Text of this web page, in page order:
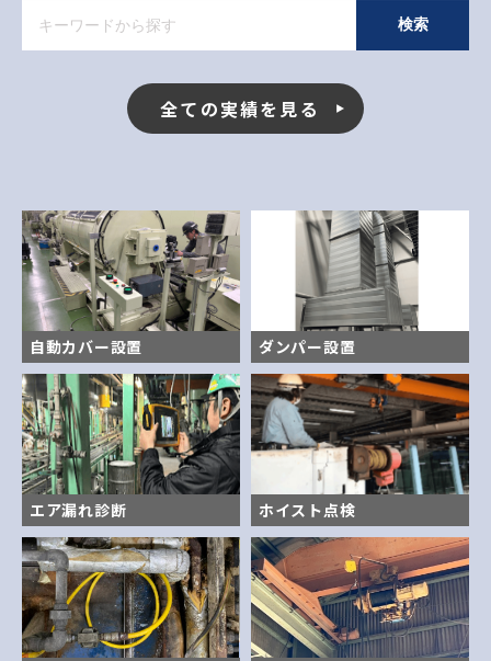
全ての実績を見る
自動カバー設置 ダンパー設置
エア漏れ診断 ホイスト点検